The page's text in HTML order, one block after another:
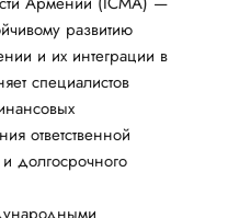
развитию
и их интеграции в
специалистов
ответственной
долгосрочного